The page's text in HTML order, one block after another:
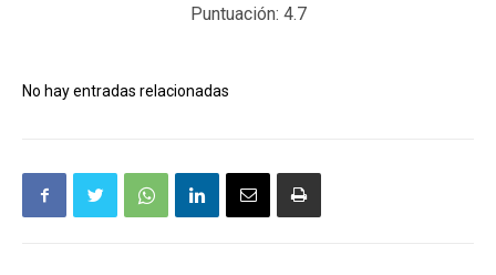
Puntuación: 4.7
No hay entradas relacionadas